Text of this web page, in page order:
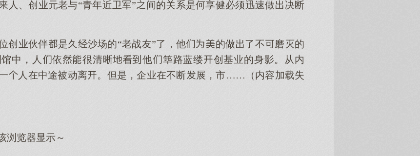
、创业元老与“青年近卫军”间的关系是何享健必须迅速做决断
创业伙伴是久经沙场的“老战友”了，他的做了不磨灭的
馆中，人依很清晰他筚路蓝缕创基业的身影。从内
人在中途被动离。但是，企业在不断展，市……（内容加载失
浏览器显示～